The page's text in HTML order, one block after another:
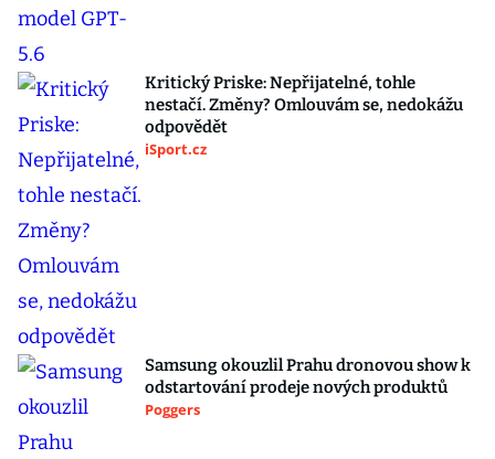
Kritický Priske: Nepřijatelné, tohle
nestačí. Změny? Omlouvám se, nedokážu
odpovědět
iSport.cz
Samsung okouzlil Prahu dronovou show k
odstartování prodeje nových produktů
Poggers